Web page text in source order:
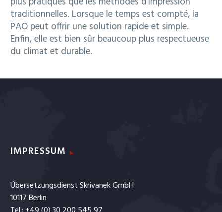
traditionnelles. Lorsque le temps est compté, la
PAO peut offrir une solution rapide et simple.
Enfin, elle est bien sûr beaucoup plus respectueuse
du climat et durable.
IMPRESSUM
Übersetzungsdienst Skrivanek GmbH
10117 Berlin